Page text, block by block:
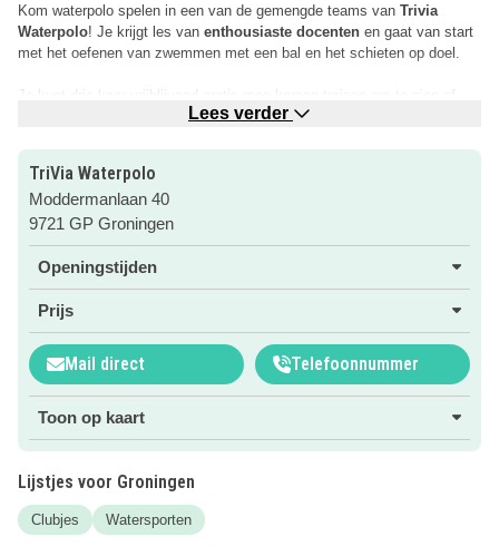
Kom waterpolo spelen in een van de gemengde teams van Trivia
Waterpolo! Je krijgt les van enthousiaste docenten en gaat van start
met het oefenen van zwemmen met een bal en het schieten op doel.
Je kunt drie keer vrijblijvend gratis mee komen trainen om te zien of
Kijk op de website van TriVia Waterpolo voor meer informatie door op
de roze button te klikken.
Je kunt ook wedstrijdzwemmen bij TriVia
Lees verder
TriVia Waterpolo
Moddermanlaan 40
9721 GP Groningen
Openingstijden
Prijs
Mail direct Telefoonnummer
Toon op kaart
Lijstjes voor Groningen
Clubjes Watersporten